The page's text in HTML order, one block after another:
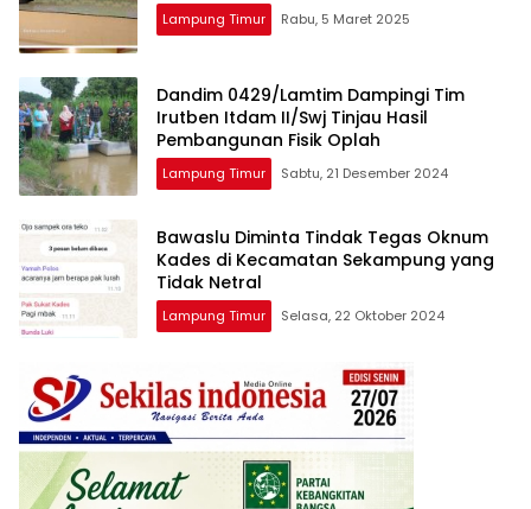
Lampung Timur Rabu, 5 Maret 2025
Dandim 0429/Lamtim Dampingi Tim
Irutben Itdam II/Swj Tinjau Hasil
Pembangunan Fisik Oplah
Lampung Timur Sabtu, 21 Desember 2024
Bawaslu Diminta Tindak Tegas Oknum
Kades di Kecamatan Sekampung yang
Tidak Netral
Lampung Timur Selasa, 22 Oktober 2024